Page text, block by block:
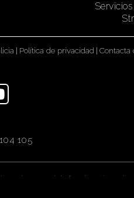
| Política de privacidad | Contacta
105
de compostela • realización